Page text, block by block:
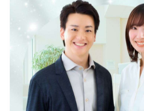
婚活を進めることができます。
費用とサービス内容で選ぶ結婚相
結婚相談所選びでは、費用とサービス
重視することが成功の鍵です。理由は
サポートが不十分では成果につながり
例えば、埼玉県蕨市の結婚相談所では